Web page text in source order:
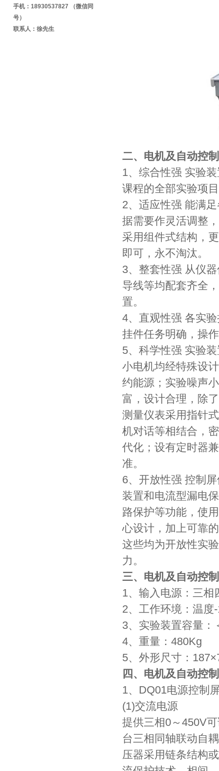
二、电机及自动控
1、综合性强 实验
课程的全部实验项
2、适应性强 能满
据需要作灵活调整
采用组件式结构，
即可，永不淘汰。
3、整套性强 从仪
导线等均配套齐全
置。
4、直观性强 各实
挂件任务明确，操
5、科学性强 实验
小电机均经特殊设
约能源；实验噪声
富，设计合理，除
测量仪表采用指针
机对话等相结合，
代化；设有定时器
准。
6、开放性强 控制
装置和电流型漏电
路保护等功能，使
心设计，加上可靠
这些均为开放性实
力。
三、电机及自动控
1、输入电源：三相
2、工作环境：温
3、实验装置容量：
4、重量：480Kg
5、外形尺寸：
四、电机及自动控
1、DQ01电源控制
(1)交流电源
提供三相0～450V
台三相同轴联动自
压器采用链条结构
手机：18930537827 （微信同
号）
联系人：徐先生